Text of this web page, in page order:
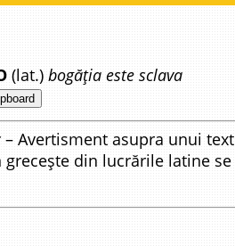
(lat.) bogăția este sclava
– Avertisment asupra unui text
din lucrările latine se